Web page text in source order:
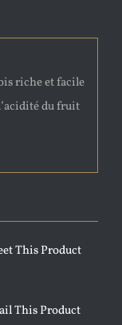
riche et facile
du fruit
This Product
This Product